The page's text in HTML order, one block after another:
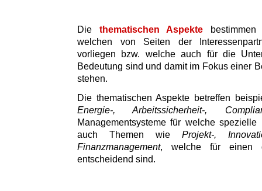
Die thematischen Aspekte bestimmen
welchen von Seiten der
vorliegen bzw. welche auch für die
Bedeutung sind und damit im Fokus einer
stehen.
Die thematischen Aspekte betreffen
Energie-, Arbeitssicherheit-,
Managementsysteme für welche
auch Themen wie Projekt-,
Finanzmanagement, welche für einen
entscheidend sind.